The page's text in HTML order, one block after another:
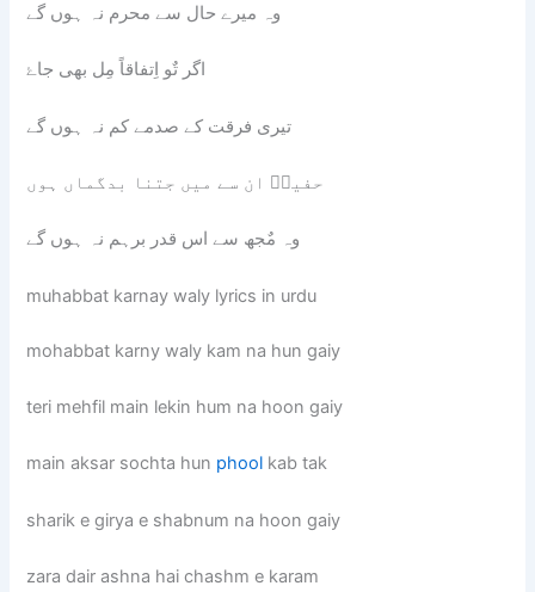
وہ میرے حال سے محرم نہ ہوں گے
اگر تٌو اِتفاقاً مِل بھی جاۓ
تیری فرقت کے صدمے کم نہ ہوں گے
حفیظؔ ان سے میں جتنا بدگماں ہوں
وہ مٌجھ سے اس قدر برہم نہ ہوں گے
muhabbat karnay waly lyrics in urdu
mohabbat karny waly kam na hun gaiy
teri mehfil main lekin hum na hoon gaiy
main aksar sochta hun phool kab tak
sharik e girya e shabnum na hoon gaiy
zara dair ashna hai chashm e karam